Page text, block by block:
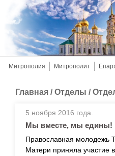
Митрополия Митрополит
Главная /Отделы /
5 ноября 2016 года.
Мы вместе, мы едины!
Православная молодежь
Матери приняла участие